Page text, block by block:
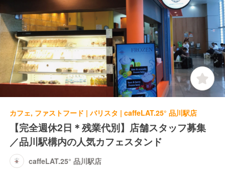
カフェ, ファストフード | バリスタ | caffeLAT.25° 品川駅店
【完全週休2日＊残業代別】店舗スタッフ募集
／品川駅構内の人気カフェスタンド
caffeLAT.25° 品川駅店